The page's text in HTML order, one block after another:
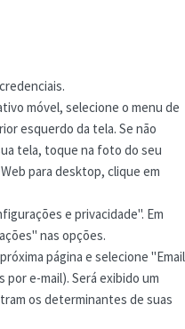
móvel, selecione o menu de
esquerdo da tela. Se não
tela, toque na foto do seu
para desktop, clique em
e privacidade". Em
nas opções.
página e selecione "Email
e-mail). Será exibido um
os determinantes de suas